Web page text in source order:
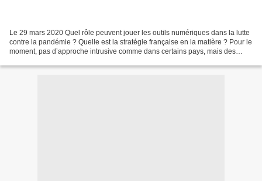
Le 29 mars 2020 Quel rôle peuvent jouer les outils numériques dans la lutte
contre la pandémie ? Quelle est la stratégie française en la matière ? Pour le
moment, pas d’approche intrusive comme dans certains pays, mais des